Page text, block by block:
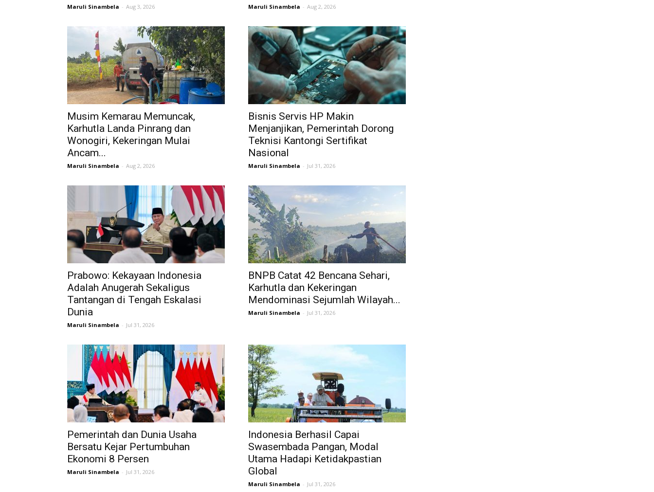
Maruli Sinambela - Aug 3, 2026 Maruli Sinambela - Aug 2, 2026
Musim Kemarau Memuncak,
Karhutla Landa Pinrang dan
Wonogiri, Kekeringan Mulai
Ancam...
Maruli Sinambela - Aug 2, 2026
Bisnis Servis HP Makin
Menjanjikan, Pemerintah Dorong
Teknisi Kantongi Sertifikat
Nasional
Maruli Sinambela - Jul 31, 2026
Prabowo: Kekayaan Indonesia
Adalah Anugerah Sekaligus
Tantangan di Tengah Eskalasi
Dunia
Maruli Sinambela - Jul 31, 2026
BNPB Catat 42 Bencana Sehari,
Karhutla dan Kekeringan
Mendominasi Sejumlah Wilayah...
Maruli Sinambela - Jul 31, 2026
Pemerintah dan Dunia Usaha
Bersatu Kejar Pertumbuhan
Ekonomi 8 Persen
Maruli Sinambela - Jul 31, 2026
Indonesia Berhasil Capai
Swasembada Pangan, Modal
Utama Hadapi Ketidakpastian
Global
Maruli Sinambela - Jul 31, 2026